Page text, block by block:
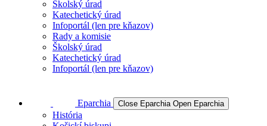
Školský úrad
Katechetický úrad
Infoportál (len pre kňazov)
Rady a komisie
Školský úrad
Katechetický úrad
Infoportál (len pre kňazov)
Eparchia Close Eparchia Open Eparchia
História